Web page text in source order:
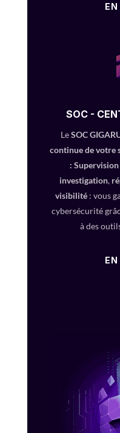
SOC -
LeSOC
continue de votre
:
investigation,
visibilité : vous
cybersécurité
à des